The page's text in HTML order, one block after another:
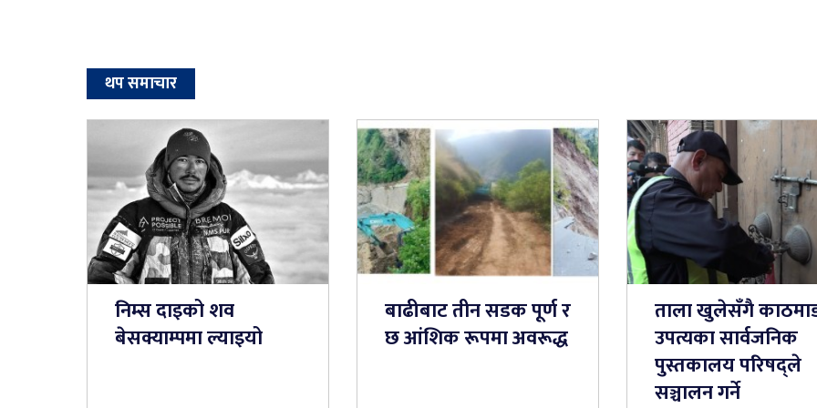
थप समाचार
निम्स दाइको शव
बेसक्याम्पमा ल्याइयो
बाढीबाट तीन सडक पूर्ण र
छ आंशिक रूपमा अवरूद्ध
ताला खुलेसँगै
उपत्यका सार्वजनिक
पुस्तकालय परिषद्ले
सञ्चालन गर्ने